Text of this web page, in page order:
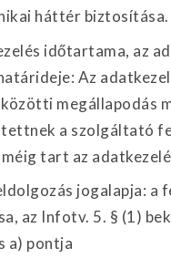
háttér biztosítása.
időtartama, az
Az
megállapodás
a szolgáltató
tart az
jogalapja: a
az Infotv. 5. § (1)
a) pontja